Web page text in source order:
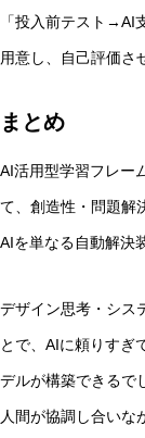
「投入前テスト→AI
用意し、自己評価さ
まとめ
AI活用型学習フレー
て、創造性・問題解
AIを単なる自動解決
デザイン思考・シス
とで、AIに頼りすぎ
デルが構築できるで
人間が協調し合いな